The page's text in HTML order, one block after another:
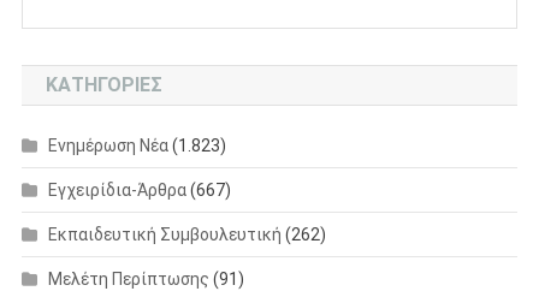
KΑΤΗΓΟΡΊΕΣ
Eνημέρωση Nέα(1.823)
Εγχειρίδια-Άρθρα(667)
Εκπαιδευτική Συμβουλευτική (262)
Μελέτη Περίπτωσης (91)